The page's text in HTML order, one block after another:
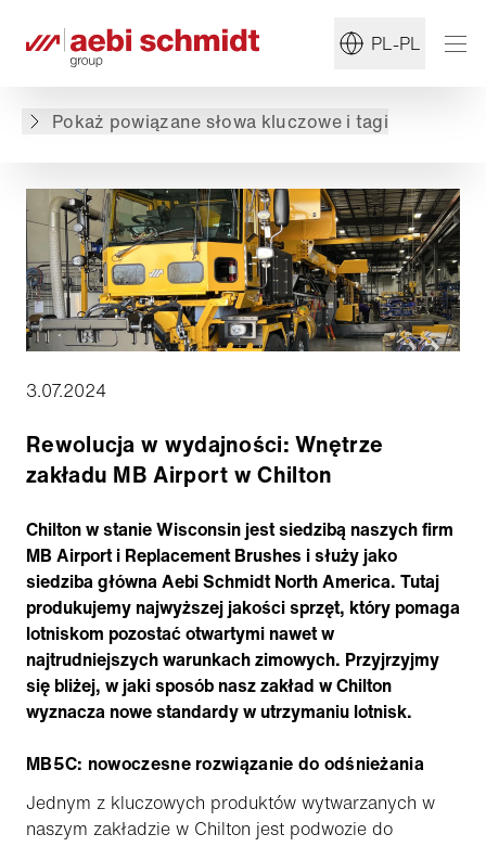
PL-PL
Pokaż powiązane słowa kluczowe i tagi
#Utrzymanie zimowe
3.07.2024
Rewolucja w wydajności: Wnętrze
zakładu MB Airport w Chilton
Chilton w stanie Wisconsin jest siedzibą naszych firm
MB Airport i Replacement Brushes i służy jako
siedziba główna Aebi Schmidt North America. Tutaj
produkujemy najwyższej jakości sprzęt, który pomaga
lotniskom pozostać otwartymi nawet w
najtrudniejszych warunkach zimowych. Przyjrzyjmy
się bliżej, w jaki sposób nasz zakład w Chilton
wyznacza nowe standardy w utrzymaniu lotnisk.
MB5C: nowoczesne rozwiązanie do odśnieżania
Jednym z kluczowych produktów wytwarzanych w
naszym zakładzie w Chilton jest podwozie do